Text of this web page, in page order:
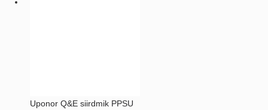
Uponor Q&E siirdmik PPSU